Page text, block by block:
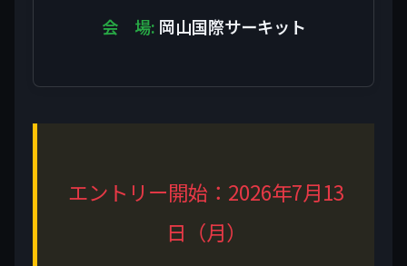
会 場: 岡山国際サーキット
エントリー開始：2026年7月13
日（月）